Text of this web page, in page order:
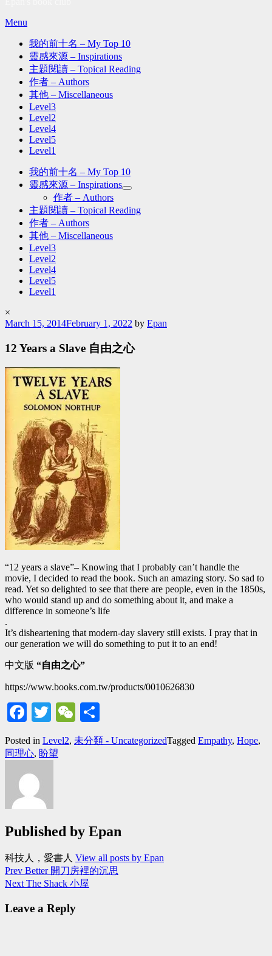
Skip
content
Menu
我的前十名 – My Top 10
靈感來源 – Inspirations
主題閱讀 – Topical Reading
作者 – Authors
其他 – Miscellaneous
Level3
Level2
Level4
Level5
Level1
我的前十名 – My Top 10
靈感來源 – Inspirations
作者 – Authors
主題閱讀 – Topical Reading
作者 – Authors
其他 – Miscellaneous
Level3
Level2
Level4
Level5
Level1
×
Posted
March 15, 2014February 1, 2022 by Epan
12 Years a Slave 自由之心
“12 years a slave”– Knowing that I probably can’t handle the
movie, I decided to read the book. Such an amazing story. So sad to
read. Yet so delighted to see that there are people, even in the 1850s,
who would stand up and do something about it, and make a
difference in someone’s life
.
It’s disheartening that modern-day slavery still exists. I pray that in
our generation we will do something to put it to an end!
中文版 “自由之心”
https://www.books.com.tw/products/0010626830
Facebook
TwitterWeChat
Posted in Level2, 未分類 - UncategorizedTagged Empathy, Hope,
同理心, 盼望
Published by Epan
科技人，愛書人 View all posts by Epan
Post
navigation
Prev Better 開刀房裡的沉思
Next The Shack 小屋
Leave a Reply